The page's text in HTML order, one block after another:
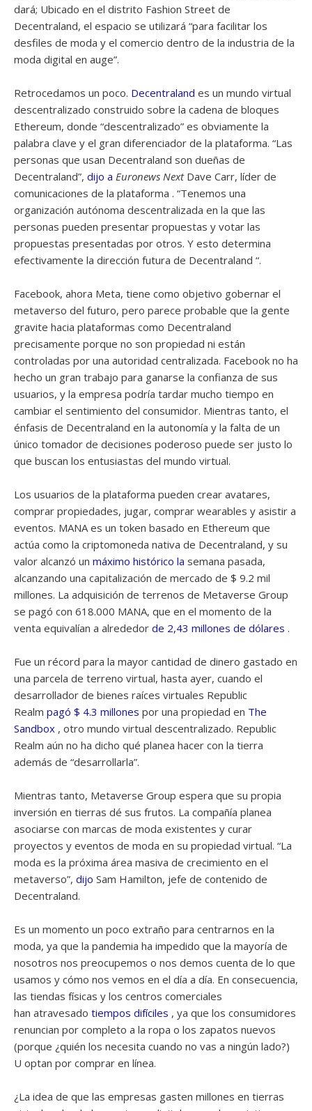
dará; Ubicado en el distrito Fashion Street de
Decentraland, el espacio se utilizará “para facilitar los
desfiles de moda y el comercio dentro de la industria de la
moda digital en auge”.
Retrocedamos un poco. Decentraland es un mundo virtual
descentralizado construido sobre la cadena de bloques
Ethereum, donde “descentralizado” es obviamente la
palabra clave y el gran diferenciador de la plataforma. “Las
personas que usan Decentraland son dueñas de
Decentraland”, dijo a Euronews NextDave Carr, líder de
comunicaciones de la plataforma . “Tenemos una
organización autónoma descentralizada en la que las
personas pueden presentar propuestas y votar las
propuestas presentadas por otros. Y esto determina
efectivamente la dirección futura de Decentraland “.
Facebook, ahora Meta, tiene como objetivo gobernar el
metaverso del futuro, pero parece probable que la gente
gravite hacia plataformas como Decentraland
precisamente porque no son propiedad ni están
controladas por una autoridad centralizada. Facebook no ha
hecho un gran trabajo para ganarse la confianza de sus
usuarios, y la empresa podría tardar mucho tiempo en
cambiar el sentimiento del consumidor. Mientras tanto, el
énfasis de Decentraland en la autonomía y la falta de un
único tomador de decisiones poderoso puede ser justo lo
que buscan los entusiastas del mundo virtual.
Los usuarios de la plataforma pueden crear avatares,
comprar propiedades, jugar, comprar wearables y asistir a
eventos. MANA es un token basado en Ethereum que
actúa como la criptomoneda nativa de Decentraland, y su
valor alcanzó un máximo histórico la semana pasada,
alcanzando una capitalización de mercado de $ 9.2 mil
millones. La adquisición de terrenos de Metaverse Group
se pagó con 618.000 MANA, que en el momento de la
venta equivalían a alrededor de 2,43 millones de dólares .
Fue un récord para la mayor cantidad de dinero gastado en
una parcela de terreno virtual, hasta ayer, cuando el
desarrollador de bienes raíces virtuales Republic
Realm pagó $ 4.3 millones por una propiedad en The
Sandbox , otro mundo virtual descentralizado. Republic
Realm aún no ha dicho qué planea hacer con la tierra
además de “desarrollarla”.
Mientras tanto, Metaverse Group espera que su propia
inversión en tierras dé sus frutos. La compañía planea
asociarse con marcas de moda existentes y curar
proyectos y eventos de moda en su propiedad virtual. “La
moda es la próxima área masiva de crecimiento en el
metaverso”, dijo Sam Hamilton, jefe de contenido de
Decentraland.
Es un momento un poco extraño para centrarnos en la
moda, ya que la pandemia ha impedido que la mayoría de
nosotros nos preocupemos o nos demos cuenta de lo que
usamos y cómo nos vemos en el día a día. En consecuencia,
las tiendas físicas y los centros comerciales
han atravesado tiempos difíciles , ya que los consumidores
renuncian por completo a la ropa o los zapatos nuevos
(porque ¿quién los necesita cuando no vas a ningún lado?)
U optan por comprar en línea.
¿La idea de que las empresas gasten millones en tierras